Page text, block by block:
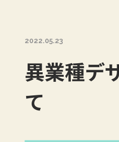
2022.05.23
異業種デ
て